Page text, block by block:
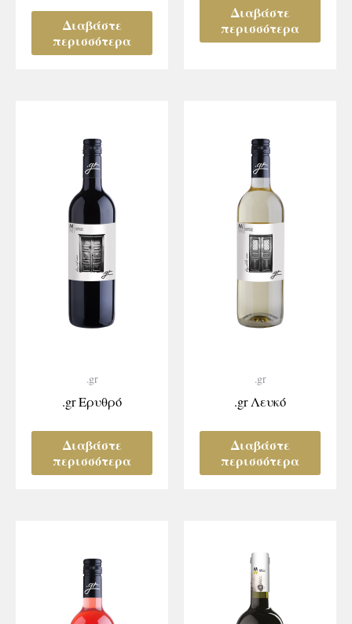
Διαβάστε
περισσότερα
Διαβάστε
περισσότερα
.gr
.gr Ερυθρό
Διαβάστε
περισσότερα
.gr
.gr Λευκό
Διαβάστε
περισσότερα